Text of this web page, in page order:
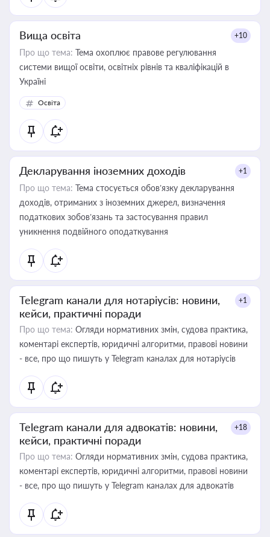
Вища освіта +10
Про що тема: Тема охоплює правове регулювання
системи вищої освіти, освітніх рівнів та кваліфікацій в
Україні
Освіта
Декларування іноземних доходів +1
Про що тема: Тема стосується обов’язку декларування
доходів, отриманих з іноземних джерел, визначення
податкових зобов’язань та застосування правил
уникнення подвійного оподаткування
Telegram канали для нотаріусів: новини,
кейси, практичні поради
+1
Про що тема: Огляди нормативних змін, судова практика,
коментарі експертів, юридичні алгоритми, правові новини
- все, про що пишуть у Telegram каналах для нотаріусів
Telegram канали для адвокатів: новини,
кейси, практичні поради
+18
Про що тема: Огляди нормативних змін, судова практика,
коментарі експертів, юридичні алгоритми, правові новини
- все, про що пишуть у Telegram каналах для адвокатів